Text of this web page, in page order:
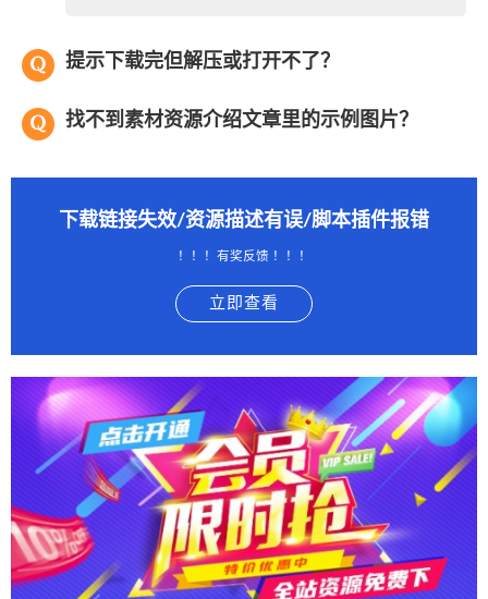
提示下载完但解压或打开不了？
找不到素材资源介绍文章里的示例图片？
下载链接失效/资源描述有误/脚本插件报错
！！！有奖反馈 ！！！
立即查看